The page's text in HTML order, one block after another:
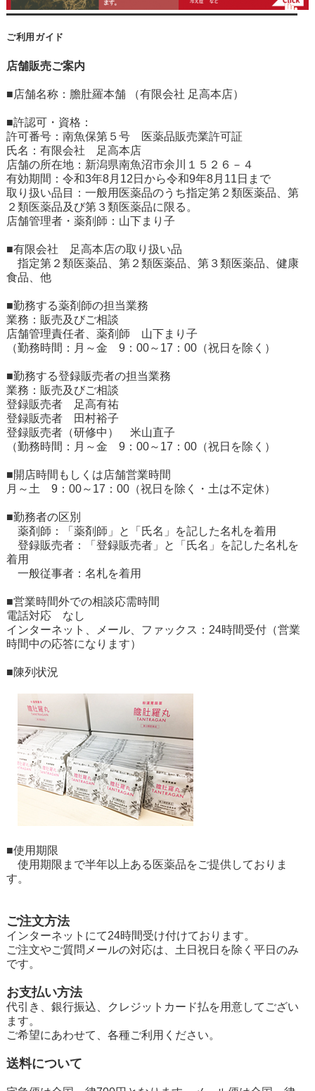
ご利用ガイド
店舗販売ご案内
■店舗名称：膽肚羅本舗 （有限会社 足高本店）
■許認可・資格：
許可番号：南魚保第５号 医薬品販売業許可証
氏名：有限会社 足高本店
店舗の所在地：新潟県南魚沼市余川１５２６－４
有効期間：令和3年8月12日から令和9年8月11日まで
取り扱い品目：一般用医薬品のうち指定第２類医薬品、第
２類医薬品及び第３類医薬品に限る。
店舗管理者・薬剤師：山下まり子
■有限会社 足高本店の取り扱い品
指定第２類医薬品、第２類医薬品、第３類医薬品、健康
食品、他
■勤務する薬剤師の担当業務
業務：販売及びご相談
店舗管理責任者、薬剤師 山下まり子
（勤務時間：月～金 9：00～17：00（祝日を除く）
■勤務する登録販売者の担当業務
業務：販売及びご相談
登録販売者 足高有祐
登録販売者 田村裕子
登録販売者（研修中） 米山直子
（勤務時間：月～金 9：00～17：00（祝日を除く）
■開店時間もしくは店舗営業時間
月～土 9：00～17：00（祝日を除く・土は不定休）
■勤務者の区別
薬剤師：「薬剤師」と「氏名」を記した名札を着用
登録販売者：「登録販売者」と「氏名」を記した名札を
着用
一般従事者：名札を着用
■営業時間外での相談応需時間
電話対応 なし
インターネット、メール、ファックス：24時間受付（営業
時間中の応答になります）
■陳列状況
■使用期限
使用期限まで半年以上ある医薬品をご提供しておりま
す。
ご注文方法
インターネットにて24時間受け付けております。
ご注文やご質問メールの対応は、土日祝日を除く平日のみ
です。
お支払い方法
代引き、銀行振込、クレジットカード払を用意してござい
ます。
ご希望にあわせて、各種ご利用ください。
送料について